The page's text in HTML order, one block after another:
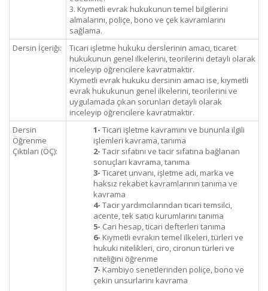
3. Kıymetli evrak hukukunun temel bilgilerini
almalarını, poliçe, bono ve çek kavramlarını
sağlama.
Dersin İçeriği:
Ticari işletme hukuku derslerinin amacı, ticaret
hukukunun genel ilkelerini, teorilerini detaylı olarak
inceleyip öğrencilere kavratmaktır.
Kıymetli evrak hukuku dersinin amacı ise, kıymetli
evrak hukukunun genel ilkelerini, teorilerini ve
uygulamada çıkan sorunları detaylı olarak
inceleyip öğrencilere kavratmaktır.
Dersin
Öğrenme
Çıktıları (ÖÇ):
1- Ticari işletme kavramını ve bununla ilgili
işlemleri kavrama, tanıma
2- Tacir sıfatını ve tacir sıfatına bağlanan
sonuçları kavrama, tanıma
3- Ticaret unvanı, işletme adı, marka ve
haksız rekabet kavramlarının tanıma ve
kavrama
4- Tacir yardımcılarından ticari temsilci,
acente, tek satıcı kurumlarını tanıma
5- Cari hesap, ticari defterleri tanıma
6- Kıymetli evrakın temel ilkeleri, türleri ve
hukuki nitelikleri, ciro, cironun türleri ve
niteliğini öğrenme
7- Kambiyo senetlerinden poliçe, bono ve
çekin unsurlarını kavrama